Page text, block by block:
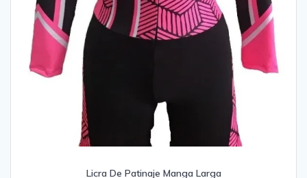
Licra De Patinaje Manga Larga